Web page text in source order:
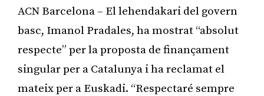
ACN Barcelona – El lehendakari del govern
basc, Imanol Pradales, ha mostrat “absolut
respecte” per la proposta de finançament
singular per a Catalunya i ha reclamat el
mateix per a Euskadi. “Respectaré sempre